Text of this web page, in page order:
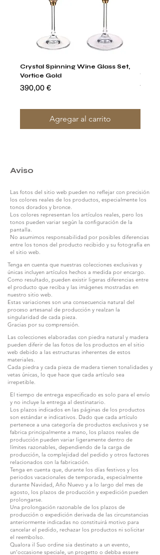
Crystal Spinning Wine Glass Set,
Vortice Gold
Precio
390,00 €
Agregar al carrito
Precio
Aviso
Las fotos del sitio web pueden no reflejar con precisión
los colores reales de los productos, especialmente los
tonos dorados y bronce.
Los colores representan los artículos reales, pero los
tonos pueden variar según la configuración de la
pantalla.
No asumimos responsabilidad por posibles diferencias
entre los tonos del producto recibido y su fotografía en
el sitio web.
Tenga en cuenta que nuestras colecciones exclusivas y
únicas incluyen artículos hechos a medida por encargo.
Como resultado, pueden existir ligeras diferencias entre
el producto que reciba y las imágenes mostradas en
nuestro sitio web.
Estas variaciones son una consecuencia natural del
proceso artesanal de producción y realzan la
singularidad de cada pieza.
Gracias por su comprensión.
Las colecciones elaboradas con piedra natural y madera
pueden diferir de las fotos de los productos en el sitio
web debido a las estructuras inherentes de estos
materiales.
Cada piedra y cada pieza de madera tienen tonalidades y
vetas únicas, lo que hace que cada artículo sea
irrepetible.
El tiempo de entrega especificado es solo para el envío
y no incluye la entrega al destinatario.
Los plazos indicados en las páginas de los productos
son estándar e indicativos. Dado que cada artículo
pertenece a una categoría de productos exclusivos y se
fabrica principalmente a mano, los plazos reales de
producción pueden variar ligeramente dentro de
límites razonables, dependiendo de la carga de
producción, la complejidad del pedido y otros factores
relacionados con la fabricación.
Tenga en cuenta que, durante los días festivos y los
periodos vacacionales de temporada, especialmente
durante Navidad, Año Nuevo y a lo largo del mes de
agosto, los plazos de producción y expedición pueden
prolongarse.
Una prolongación razonable de los plazos de
producción o expedición derivada de las circunstancias
anteriormente indicadas no constituirá motivo para
cancelar el pedido, rechazar los productos ni solicitar
el reembolso.
Qualora il Suo ordine sia destinato a un evento,
un'occasione speciale, un progetto o debba essere